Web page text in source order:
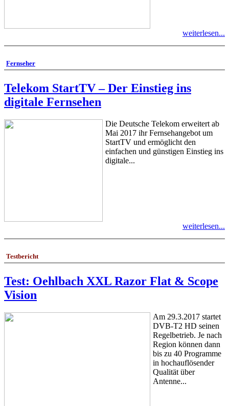
weiterlesen...
Fernseher
Telekom StartTV – Der Einstieg ins
digitale Fernsehen
Die Deutsche Telekom erweitert ab
Mai 2017 ihr Fernsehangebot um
StartTV und ermöglicht den
einfachen und günstigen Einstieg ins
digitale...
weiterlesen...
Testbericht
Test: Oehlbach XXL Razor Flat & Scope
Vision
Am 29.3.2017 startet
DVB-T2 HD seinen
Regelbetrieb. Je nach
Region können dann
bis zu 40 Programme
in hochauflösender
Qualität über
Antenne...